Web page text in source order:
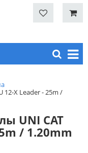
12-X Leader - 25m /
UNI CAT
/ 1.20mm